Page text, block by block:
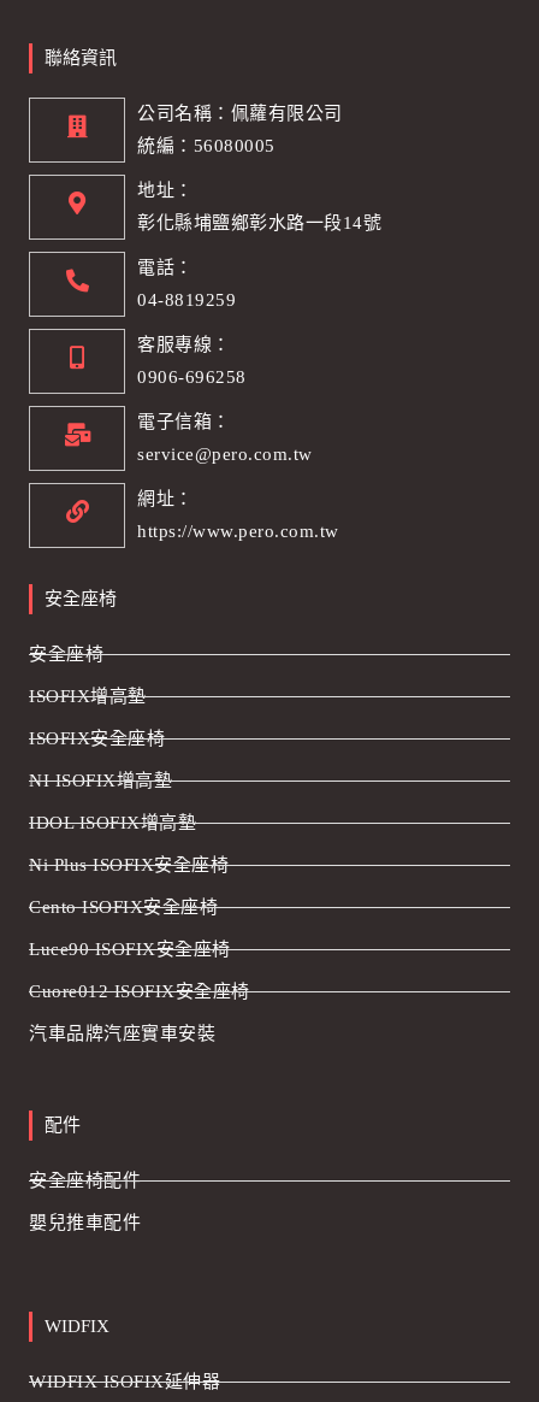
聯絡資訊
公司名稱：佩蘿有限公司
統編：56080005
地址：
彰化縣埔鹽鄉彰水路一段14號
電話：
04-8819259
客服專線：
0906-696258
電子信箱：
service@pero.com.tw
網址：
https://www.pero.com.tw
安全座椅
安全座椅
ISOFIX增高墊
ISOFIX安全座椅
NI ISOFIX增高墊
IDOL ISOFIX增高墊
Ni Plus ISOFIX安全座椅
Cento ISOFIX安全座椅
Luce90 ISOFIX安全座椅
Cuore012 ISOFIX安全座椅
汽車品牌汽座實車安裝
配件
安全座椅配件
嬰兒推車配件
WIDFIX
WIDFIX ISOFIX延伸器